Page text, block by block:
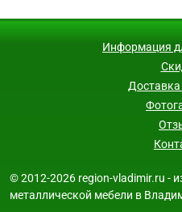
Информация
© 2012-2026 region-vladimir.ru -
металлической мебели в